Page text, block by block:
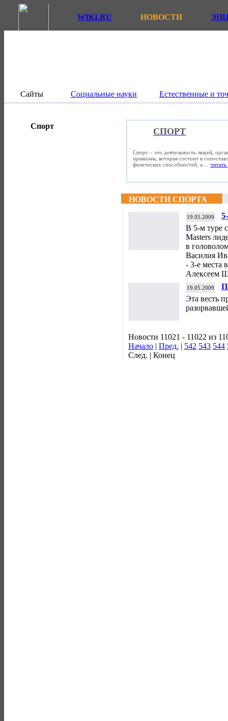
WIKI.RU НОВОСТИ
Сайты Социальные науки Естественные и
Спорт
СПОРТ
Спорт – это деятельность людей,
правилам, которая состоит в
физических способностей, а ... читать
НОВОСТИ СПОРТА
19.05.2009
В 5-м туре
Masters
в
Василия
- 3-е места
Алексеем
19.05.2009
Эта весть
Новости 11021 - 11022 из
Начало | Пред. | 542 543 544
След. | Конец